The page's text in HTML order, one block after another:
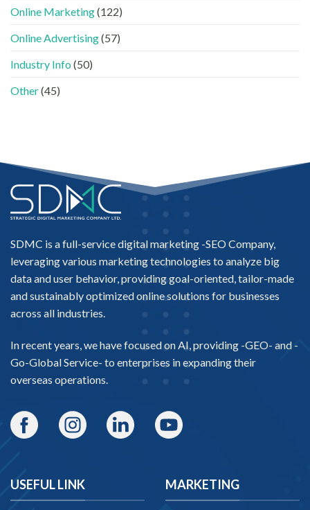
做
的
任
單」？〉
Online Marketing(122)
Online Advertising(57)
Industry Info (50)
Other(45)
SDMC is a full-service digital marketing -SEO Company,
leveraging various marketing technologies to analyze big
data and user behavior, providing goal-oriented, tailor-made
and sustainably optimized online solutions for businesses
across all industries.
In recent years, we have focused on AI, providing -GEO- and -
Go-Global Service- to enterprises in expanding their
overseas operations.
USEFUL LINK MARKETING